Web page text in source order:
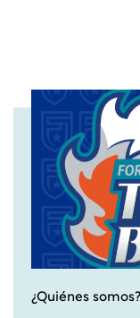
¿Quiénes somos?